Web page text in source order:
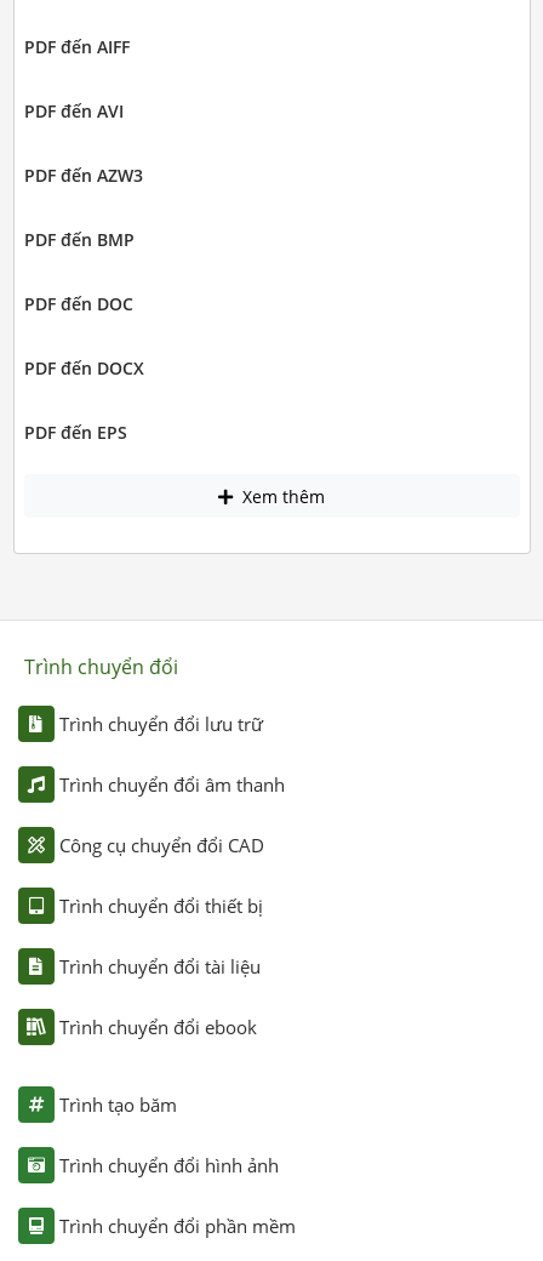
PDF đến AIFF
PDF đến AVI
PDF đến AZW3
PDF đến BMP
PDF đến DOC
PDF đến DOCX
PDF đến EPS
Xem thêm
Trình chuyển đổi
Trình chuyển đổi lưu trữ
Trình chuyển đổi âm thanh
Công cụ chuyển đổi CAD
Trình chuyển đổi thiết bị
Trình chuyển đổi tài liệu
Trình chuyển đổi ebook
Trình tạo băm
Trình chuyển đổi hình ảnh
Trình chuyển đổi phần mềm